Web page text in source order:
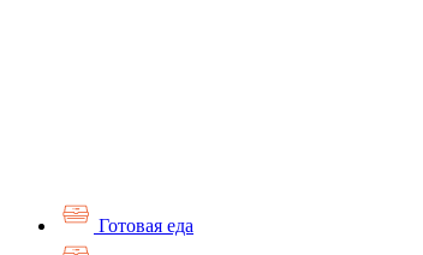
Готовая еда